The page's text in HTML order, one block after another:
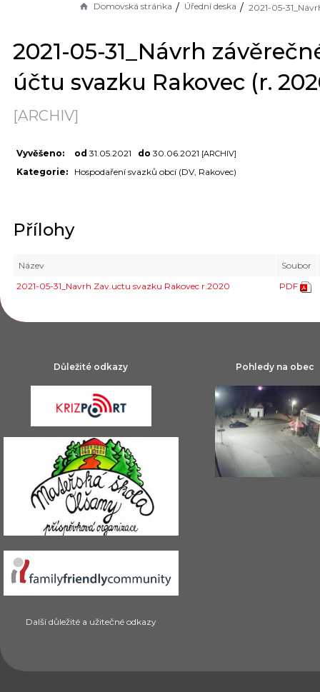
Domovská stránka Úřední deska
2021-05-31_Návrh
účtu svazku Rakovec (r.
[ARCHIV]
Vyvěšeno: od 31.05.2021 do 30.06.2021 [ARCHIV]
Kategorie: Hospodaření svazků obcí (DV, Rakovec)
Přílohy
Název
Soubor
2021-05-31_Navrh Zav.uctu svazku Rakovec r.2020
PDF
Důležité odkazy
Další důležité a užitečné odkazy
Pohledy na obec